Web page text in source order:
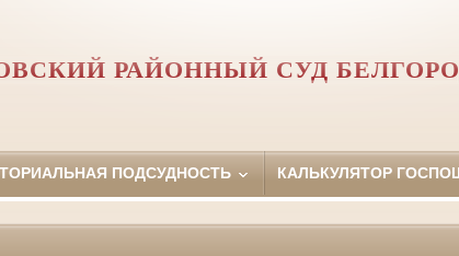
РАЙОННЫЙ СУД
ПОДСУДНОСТЬ КАЛЬКУЛЯТОР